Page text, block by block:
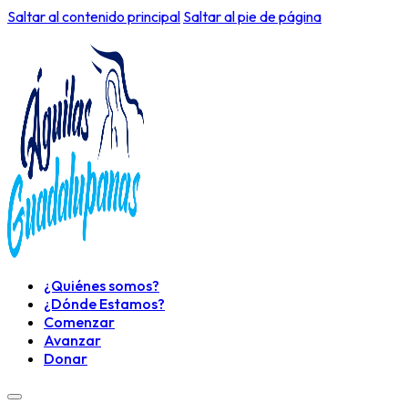
Saltar al contenido principal Saltar al pie de página
¿Quiénes somos?
¿Dónde Estamos?
Comenzar
Avanzar
Donar